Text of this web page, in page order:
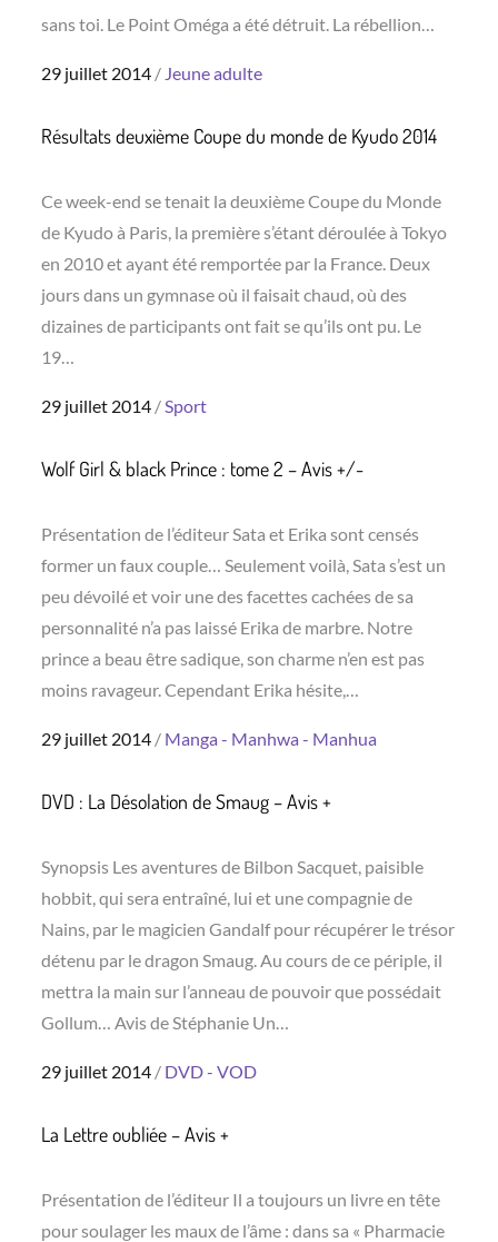
sans toi. Le Point Oméga a été détruit. La rébellion…
Posted
29 juillet 2014 Jeune adulte
Résultats deuxième Coupe du monde de Kyudo 2014
Ce week-end se tenait la deuxième Coupe du Monde
de Kyudo à Paris, la première s’étant déroulée à Tokyo
en 2010 et ayant été remportée par la France. Deux
jours dans un gymnase où il faisait chaud, où des
dizaines de participants ont fait se qu’ils ont pu. Le
19…
Posted
29 juillet 2014 Sport
Wolf Girl & black Prince : tome 2 – Avis +/-
Présentation de l’éditeur Sata et Erika sont censés
former un faux couple… Seulement voilà, Sata s’est un
peu dévoilé et voir une des facettes cachées de sa
personnalité n’a pas laissé Erika de marbre. Notre
prince a beau être sadique, son charme n’en est pas
moins ravageur. Cependant Erika hésite,…
Posted
29 juillet 2014 Manga - Manhwa - Manhua
DVD : La Désolation de Smaug – Avis +
Synopsis Les aventures de Bilbon Sacquet, paisible
hobbit, qui sera entraîné, lui et une compagnie de
Nains, par le magicien Gandalf pour récupérer le trésor
détenu par le dragon Smaug. Au cours de ce périple, il
mettra la main sur l’anneau de pouvoir que possédait
Gollum… Avis de Stéphanie Un…
Posted
29 juillet 2014 DVD - VOD
La Lettre oubliée – Avis +
Présentation de l’éditeur Il a toujours un livre en tête
pour soulager les maux de l’âme : dans sa « Pharmacie